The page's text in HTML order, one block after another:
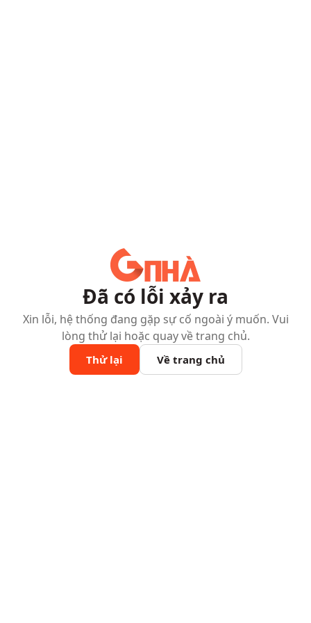
Đã có lỗi xảy ra
Xin lỗi, hệ thống đang gặp sự cố ngoài ý muốn. Vui
lòng thử lại hoặc quay về trang chủ.
Thử lại Về trang chủ